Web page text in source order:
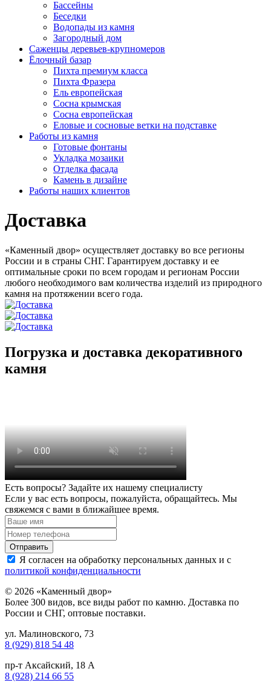
Бассейны
Беседки
Водопады из камня
Загородный дом
Саженцы деревьев-крупномеров
Ёлочный базар
Пихта премиум класса
Пихта Фразера
Ель европейская
Сосна крымская
Сосна европейская
Еловые и сосновые ветки на подставке
Работы из камня
Готовые фонтаны
Укладка мозаики
Отделка фасада
Камень в дизайне
Работы наших клиентов
Доставка
«Каменный двор» осуществляет доставку во все регионы
России и в страны СНГ. Гарантируем доставку и ее
оптимальные сроки по всем городам и регионам России
любого необходимого вам количества изделий из природного
камня на протяжении всего года.
Погрузка и доставка декоративного
камня
Есть вопросы? Задайте их нашему специалисту
Если у вас есть вопросы, пожалуйста, обращайтесь. Мы
свяжемся с вами в ближайшее время.
Я согласен на обработку персональных данных и с
политикой конфиденциальности
© 2026 «Каменный двор»
Более 300 видов, все виды работ по камню. Доставка по
России и СНГ, оптовые поставки.
ул. Малиновского, 73
8 (929) 818 54 48
пр-т Аксайский, 18 А
8 (928) 214 66 55